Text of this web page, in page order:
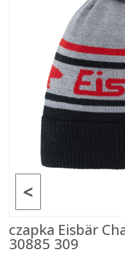
<
czapka Eisbär
30885 309